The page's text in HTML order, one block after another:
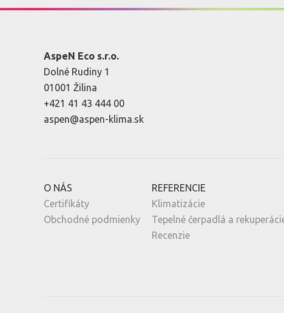
AspeN Eco s.r.o.
Dolné Rudiny 1
01001 Žilina
+421 41 43 444 00
aspen@aspen-klima.sk
O NÁS
Certifikáty
Obchodné podmienky
REFERENCIE
Klimatizácie
Tepelné čerpadlá a
Recenzie